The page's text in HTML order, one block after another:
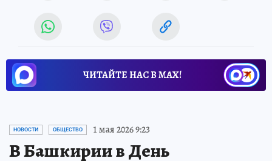
ЧИТАЙТЕ НАС В МАХ!
НОВОСТИ ОБЩЕСТВО 1 мая 2026 9:23
В Башкирии в День